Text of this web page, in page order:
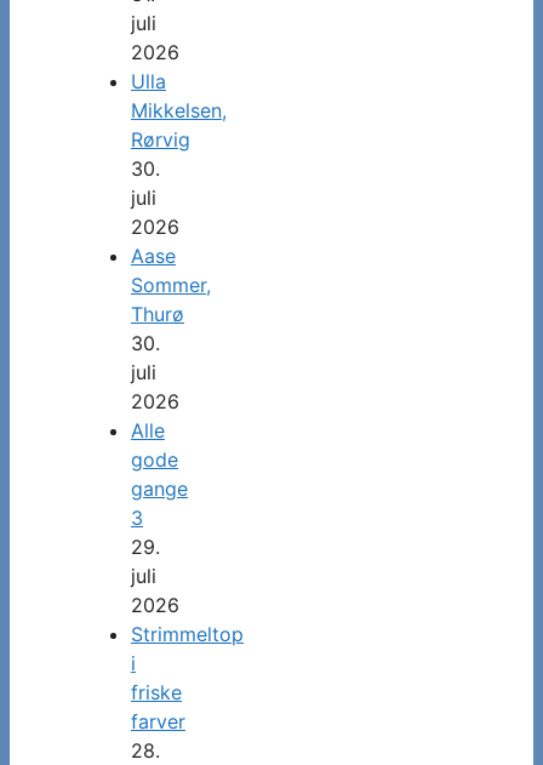
juli
2026
Ulla
Mikkelsen,
Rørvig
30.
juli
2026
Aase
Sommer,
Thurø
30.
juli
2026
Alle
gode
gange
3
29.
juli
2026
Strimmeltop
i
friske
farver
28.